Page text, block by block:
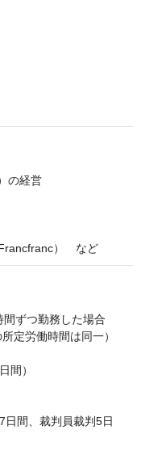
の経営
）　など
ずつ勤務した場合
定労働時間は同一）
間）
間、裁判員裁判5日